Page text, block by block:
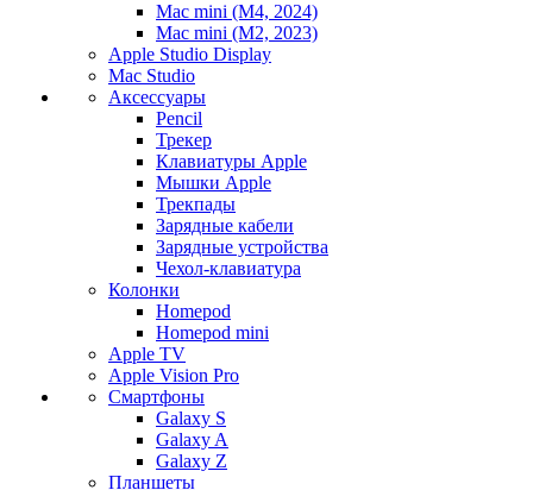
Mac mini (M4, 2024)
Mac mini (M2, 2023)
Apple Studio Display
Mac Studio
Аксессуары
Pencil
Трекер
Клавиатуры Apple
Мышки Apple
Трекпады
Зарядные кабели
Зарядные устройства
Чехол-клавиатура
Колонки
Homepod
Homepod mini
Apple TV
Apple Vision Pro
Смартфоны
Galaxy S
Galaxy A
Galaxy Z
Планшеты